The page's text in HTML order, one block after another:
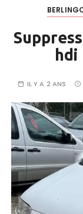
IL Y A 2 ANS